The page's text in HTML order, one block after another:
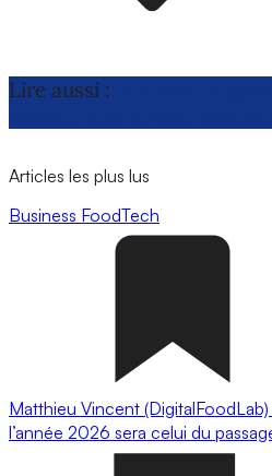
Lire aussi :
Articles les plus lus
Business FoodTech
Matthieu Vincent
l’année 2026 sera celui du